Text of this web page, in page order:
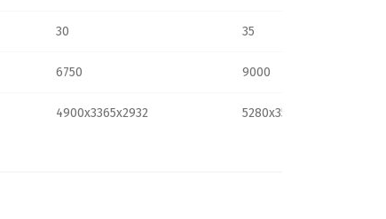
30 35
6750 9000
4900x3365x2932 5280x3550x3100